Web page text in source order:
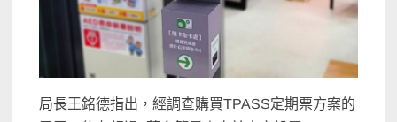
局長王銘德指出，經調查購買TPASS定期票方案的